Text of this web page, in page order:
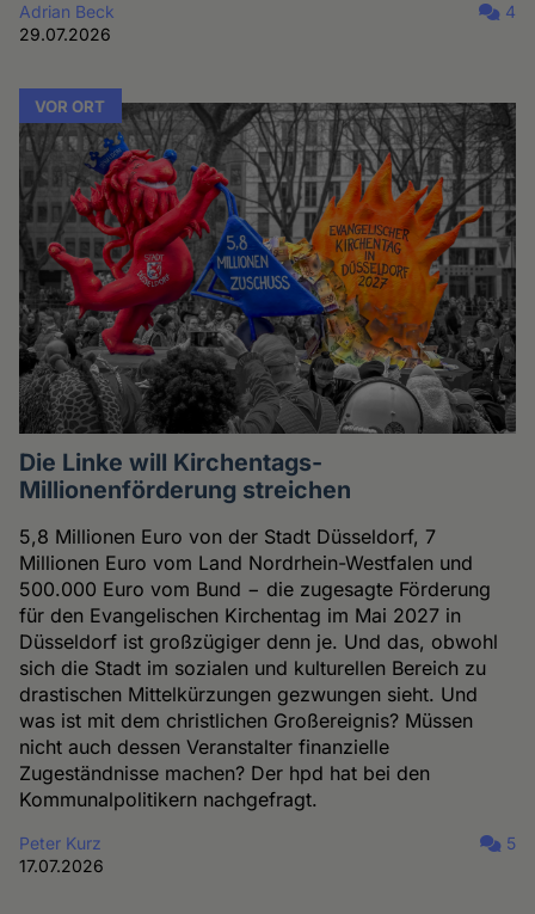
Adrian Beck
29.07.2026
4
VOR ORT
Die Linke will Kirchentags-
Millionenförderung streichen
5,8 Millionen Euro von der Stadt Düsseldorf, 7
Millionen Euro vom Land Nordrhein-Westfalen und
500.000 Euro vom Bund − die zugesagte Förderung
für den Evangelischen Kirchentag im Mai 2027 in
Düsseldorf ist großzügiger denn je. Und das, obwohl
sich die Stadt im sozialen und kulturellen Bereich zu
drastischen Mittelkürzungen gezwungen sieht. Und
was ist mit dem christlichen Großereignis? Müssen
nicht auch dessen Veranstalter finanzielle
Zugeständnisse machen? Der hpd hat bei den
Kommunalpolitikern nachgefragt.
Peter Kurz
17.07.2026
5